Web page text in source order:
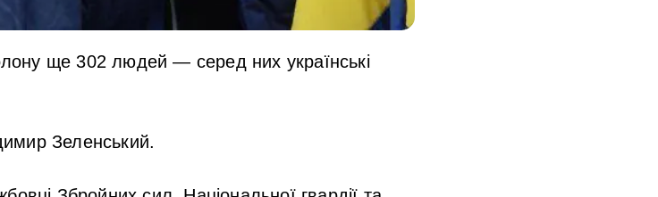
ще 302 людей — серед них українські
Зеленський.